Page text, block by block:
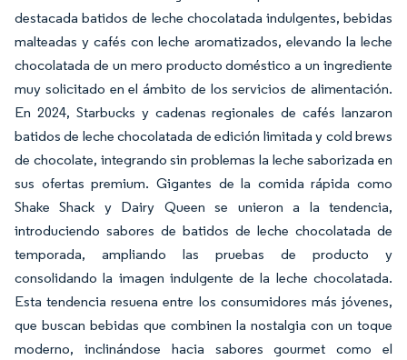
destacada batidos de leche chocolatada indulgentes, bebidas
malteadas y cafés con leche aromatizados, elevando la leche
chocolatada de un mero producto doméstico a un ingrediente
muy solicitado en el ámbito de los servicios de alimentación.
En 2024, Starbucks y cadenas regionales de cafés lanzaron
batidos de leche chocolatada de edición limitada y cold brews
de chocolate, integrando sin problemas la leche saborizada en
sus ofertas premium. Gigantes de la comida rápida como
Shake Shack y Dairy Queen se unieron a la tendencia,
introduciendo sabores de batidos de leche chocolatada de
temporada, ampliando las pruebas de producto y
consolidando la imagen indulgente de la leche chocolatada.
Esta tendencia resuena entre los consumidores más jóvenes,
que buscan bebidas que combinen la nostalgia con un toque
moderno, inclinándose hacia sabores gourmet como el